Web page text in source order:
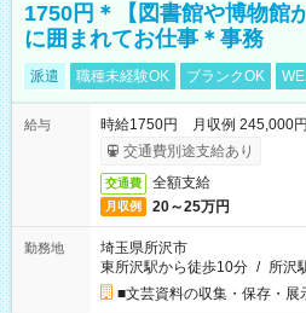
1750円＊【図書館や博物館
に囲まれてお仕事＊事務
派遣 職種未経験OK ブランクOK
給与
時給1750円 月収例 245,000円
交通費別途支給あり
交通費 全額支給
月収例 20～25万円
勤務地
埼玉県所沢市
東所沢駅から徒歩10分 / 所沢
■文芸資料の収集・保存・展